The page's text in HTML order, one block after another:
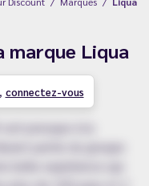
marque Liqua
connectez-vous
presque à la
partie du groupe